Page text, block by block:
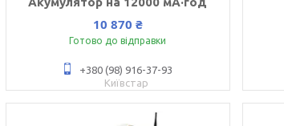
10 870 ₴
Готово до відправки
+380 (98) 916-37-93
Київстар